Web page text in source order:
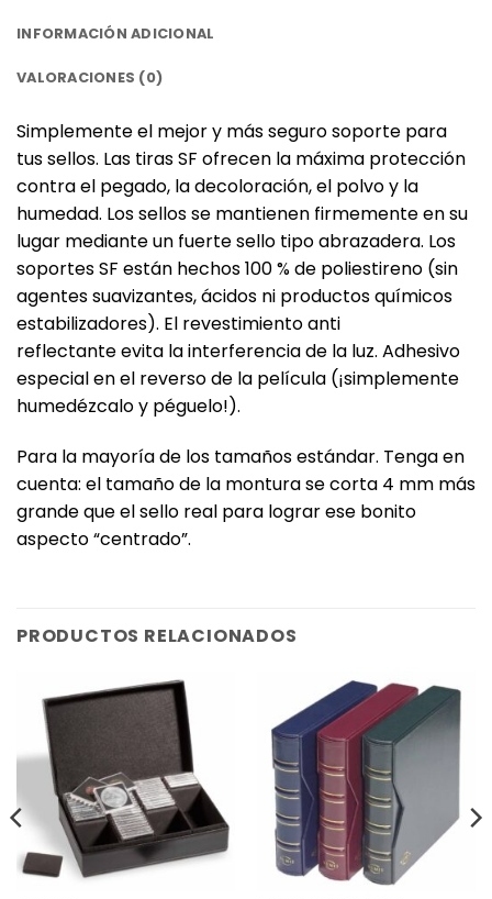
INFORMACIÓN ADICIONAL
VALORACIONES (0)
Simplemente el mejor y más seguro soporte para
tus sellos. Las tiras SF ofrecen la máxima protección
contra el pegado, la decoloración, el polvo y la
humedad. Los sellos se mantienen firmemente en su
lugar mediante un fuerte sello tipo abrazadera. Los
soportes SF están hechos 100 % de poliestireno (sin
agentes suavizantes, ácidos ni productos químicos
estabilizadores). El revestimiento anti
reflectante evita la interferencia de la luz. Adhesivo
especial en el reverso de la película (¡simplemente
humedézcalo y péguelo!).
Para la mayoría de los tamaños estándar. Tenga en
cuenta: el tamaño de la montura se corta 4 mm más
grande que el sello real para lograr ese bonito
aspecto “centrado”.
PRODUCTOS RELACIONADOS